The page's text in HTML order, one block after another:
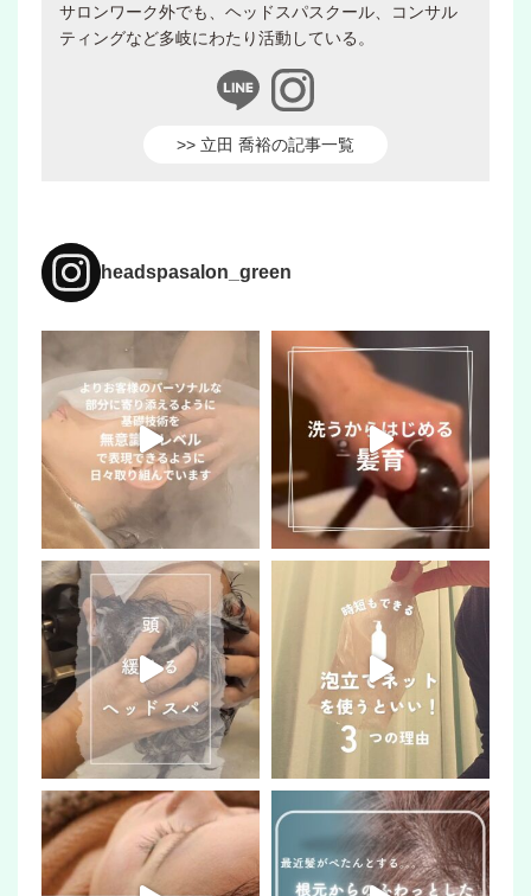
サロンワーク外でも、ヘッドスパスクール、コンサル
ティングなど多岐にわたり活動している。
>> 立田 喬裕の記事一覧
headspasalon_green